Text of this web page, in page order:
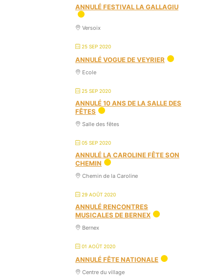
ANNULÉ FESTIVAL LA GALLAGIU
Versoix
25 SEP 2020
ANNULÉ VOGUE DE VEYRIER
Ecole
25 SEP 2020
ANNULÉ 10 ANS DE LA SALLE DES
FÊTES
Salle des fêtes
05 SEP 2020
ANNULÉ LA CAROLINE FÊTE SON
CHEMIN
Chemin de la Caroline
29 AOÛT 2020
ANNULÉ RENCONTRES
MUSICALES DE BERNEX
Bernex
01 AOÛT 2020
ANNULÉ FÊTE NATIONALE
Centre du village